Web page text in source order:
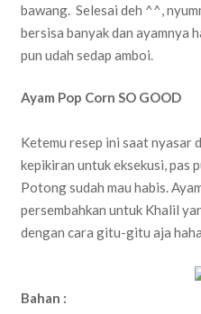
bawang. Selesai deh ^^,
bersisa banyak dan ayamnya
pun udah sedap amboi.
Ayam Pop Corn SO GOOD
Ketemu resep ini saat nyasar
kepikiran untuk eksekusi, pas
Potong sudah mau habis.
persembahkan untuk Khalil
dengan cara gitu-gitu aja
Bahan :